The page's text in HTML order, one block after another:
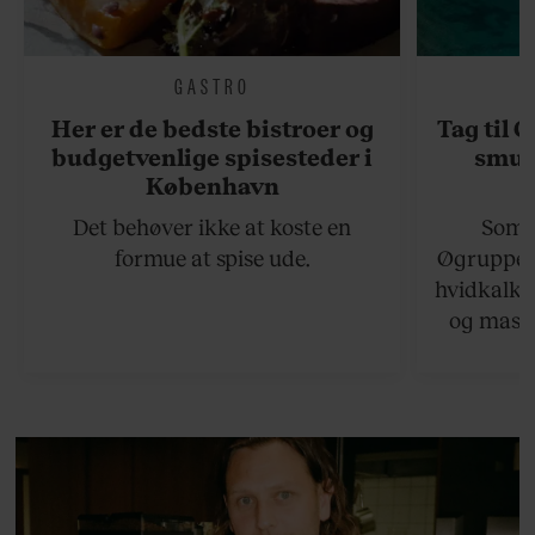
GASTRO
Her er de bedste bistroer og
budgetvenlige spisesteder i
København
Det behøver ikke at koste en
formue at spise ude.
Tag til
og